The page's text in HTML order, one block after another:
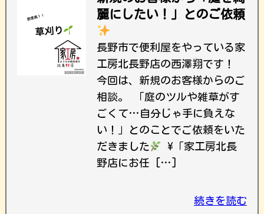
麗にしたい！」とのご依頼
長野市で便利屋をやっている家
工房北長野店の西澤翔です！
今回は、新規のお客様からのご
相談。 「庭のツルや雑草がす
ごくて…自分じゃ手に負えな
い！」とのことでご依頼をいた
だきました
\「家工房北長
野店にお任 […]
続きを読む